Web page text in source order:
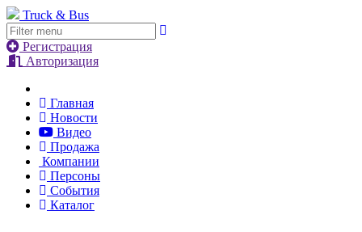
Truck & Bus
Регистрация
Авторизация
Главная
Новости
Видео
Продажа
Компании
Персоны
События
Каталог